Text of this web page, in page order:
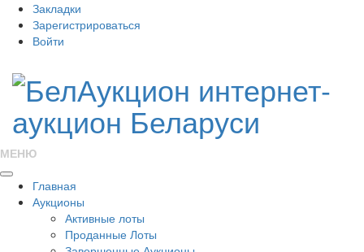
Закладки
Зарегистрироваться
Войти
МЕНЮ
Главная
Аукционы
Активные лоты
Проданные Лоты